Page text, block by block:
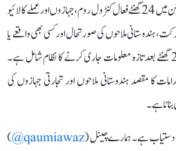
اضافی اقدامات بھی کیے ہیں، جن میں 24 گھنٹے فعال کنٹرول روم، جہازوں اور عملے کا لائیو
ہندوستانی ملاحوں کی صورتحال اور کسی بھی واقعے یا
جانی نقصان سے متعلق ہر 24 گھنٹے بعد تازہ معلومات جاری کرنے کا نظام شامل ہے۔
کا مقصد ہندوستانی ملاحوں اور تجارتی جہازوں کی
ہے۔
دستیاب ہے۔ ہمارے چینل (qaumiawaz@
)